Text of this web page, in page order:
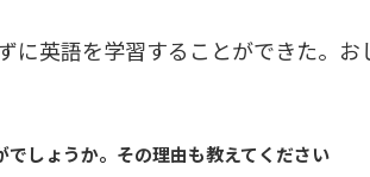
英語を学習することができた。
しょうか。その理由も教えてください